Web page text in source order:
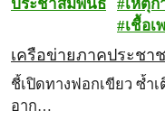
ประชาสัมพันธ์
เหตุ
เชื้อเ
เครือข่ายภาคประชา
ชี้เปิดทางฟอกเขียว ซ้ำ
อาก…